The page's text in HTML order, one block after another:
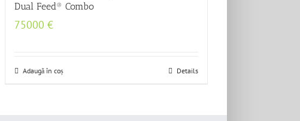
Dual Feed® Combo
75000 €
Adaugă în coș Details